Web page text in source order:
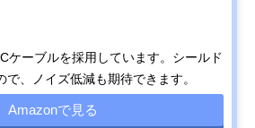
ケーブルを採用しています。シールド
、ノイズ低減も期待できます。
Amazonで見る